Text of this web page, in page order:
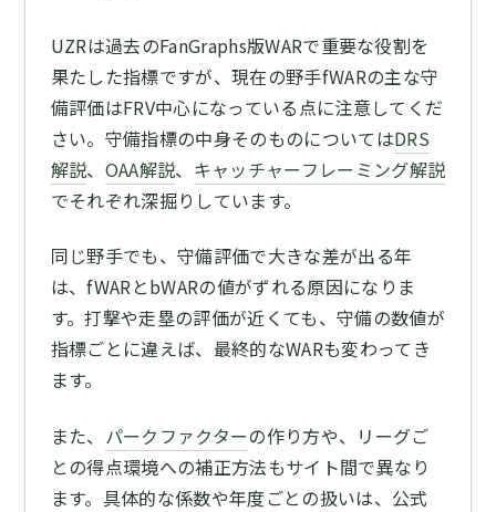
UZRは過去のFanGraphs版WARで重要な役割を
果たした指標ですが、現在の野手fWARの主な守
備評価はFRV中心になっている点に注意してくだ
さい。守備指標の中身そのものについてはDRS
解説、 OAA解説、 キャッチャーフレーミング解説
でそれぞれ深掘りしています。
同じ野手でも、守備評価で大きな差が出る年
は、fWARとbWARの値がずれる原因になりま
す。打撃や走塁の評価が近くても、守備の数値が
指標ごとに違えば、最終的なWARも変わってき
ます。
また、 パークファクターの作り方や、リーグご
との得点環境への補正方法もサイト間で異なり
ます。具体的な係数や年度ごとの扱いは、公式